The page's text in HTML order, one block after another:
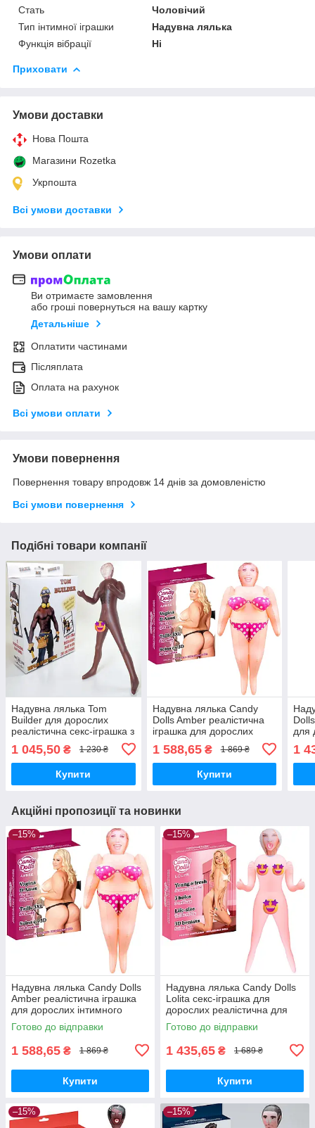
Стать
Чоловічий
Тип інтимної іграшки
Надувна лялька
Функція вібрації
Ні
Приховати
Умови доставки
Нова Пошта
Магазини Rozetka
Укрпошта
Всі умови доставки
Умови оплати
Ви отримаєте замовлення
або гроші повернуться на вашу картку
Детальніше
Оплатити частинами
Післяплата
Оплата на рахунок
Всі умови оплати
Умови повернення
Повернення товару впродовж 14 днів за домовленістю
Всі умови повернення
Подібні товари компанії
Надувна лялька Tom
Builder для дорослих
реалістична секс-іграшка з
фігурою
1 045,50 ₴ 1 230 ₴
Купити
Надувна лялька Candy
Dolls Amber реалістична
іграшка для дорослих
1 588,65₴ 1 869 ₴
Купити
для
1
Акційні пропозиції та новинки
–15%
Надувна лялька Candy Dolls
Amber реалістична іграшка
для дорослих інтимного
задоволення
Готово до відправки
1 588,65 ₴ 1 869 ₴
Купити
–15%
Надувна лялька Candy Dolls
Lolita секс-іграшка для
дорослих реалістична для
інтимних задоволень
Готово до відправки
1 435,65 ₴ 1 689 ₴
Купити
–15% –15%